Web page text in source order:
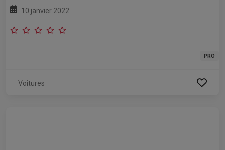
10 janvier 2022
PRO
Voitures